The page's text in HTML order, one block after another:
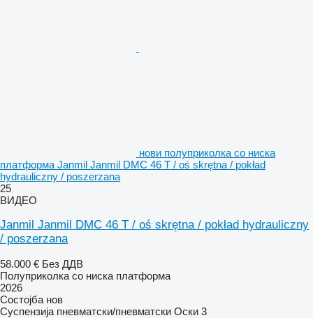
нови полуприколка со ниска
платформа Janmil Janmil DMC 46 T / oś skrętna / pokład
hydrauliczny / poszerzana
25
ВИДЕО
Janmil Janmil DMC 46 T / oś skrętna / pokład hydrauliczny
/ poszerzana
58.000 € Без ДДВ
Полуприколка со ниска платформа
2026
Состојба нов
Суспензија пневматски/пневматски Оски 3